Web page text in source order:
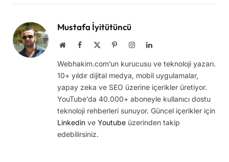
Mustafa İyitütüncü
WebsiteFacebook PinterestInstagramLinkedIn
Webhakim.com’un kurucusu ve teknoloji yazarı.
10+ yıldır dijital medya, mobil uygulamalar,
yapay zeka ve SEO üzerine içerikler üretiyor.
YouTube’da 40.000+ aboneyle kullanıcı dostu
teknoloji rehberleri sunuyor. Güncel içerikler için
Linkedin ve Youtube üzerinden takip
edebilirsiniz.